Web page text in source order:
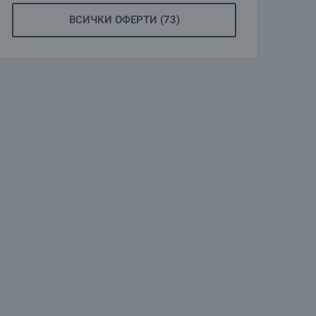
ВСИЧКИ ОФЕРТИ (73)